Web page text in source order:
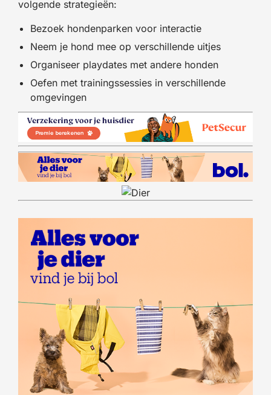
volgende strategieën:
Bezoek hondenparken voor interactie
Neem je hond mee op verschillende uitjes
Organiseer playdates met andere honden
Oefen met trainingssessies in verschillende
omgevingen